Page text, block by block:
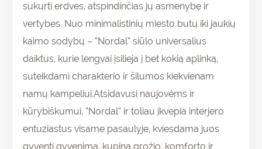
sukurti erdves, atspindinčias jų asmenybę ir
vertybes. Nuo minimalistinių miesto butų iki jaukių
kaimo sodybų – “Nordal” siūlo universalius
daiktus, kurie lengvai įsilieja į bet kokią aplinką,
suteikdami charakterio ir šilumos kiekvienam
namų kampeliui.Atsidavusi naujovėms ir
kūrybiškumui, “Nordal” ir toliau įkvepia interjero
entuziastus visame pasaulyje, kviesdama juos
gyventi gyvenimą, kupiną grožio, komforto ir